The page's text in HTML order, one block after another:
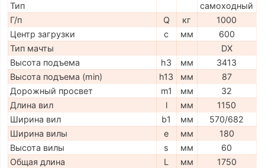
Тип
самоходный
Г/п
Q кг
1000
Центр загрузки
c мм
600
Тип мачты
DX
Высота подъема
h3 мм
3413
Высота подъема (min)
h13 мм
87
Дорожный просвет
m1 мм
32
Длина вил
l мм
1150
Ширина вил
b1 мм
570/682
Ширина вилы
e мм
180
Высота вилы
s мм
60
Общая длина
L мм
1750